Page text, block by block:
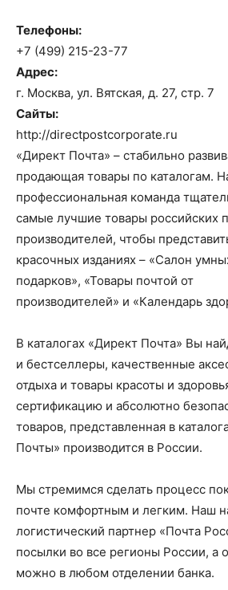
Телефоны:
+7 (499) 215-23-77
Адрес:
г. Москва, ул. Вятская, д. 27, стр. 7
Сайты:
http://directpostcorporate.ru
«Директ Почта» – стабильно
продающая товары по каталогам.
профессиональная команда
самые лучшие товары российских
производителей, чтобы
красочных изданиях – «Салон
подарков», «Товары почтой от
производителей» и «Календарь
В каталогах «Директ Почта» Вы
и бестселлеры, качественные
отдыха и товары красоты и
сертификацию и абсолютно
товаров, представленная в
Почты» производится в России.
Мы стремимся сделать процесс
почте комфортным и легким. Наш
логистический партнер «Почта
посылки во все регионы России, а
можно в любом отделении банка.